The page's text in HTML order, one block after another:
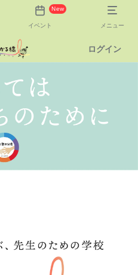
New
イベント メニュー
ログイン